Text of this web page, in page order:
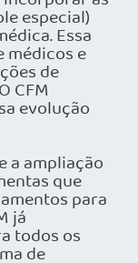
especial)
Essa
médicos e
de
CFM
evolução
a ampliação
que
para
já
todos os
de